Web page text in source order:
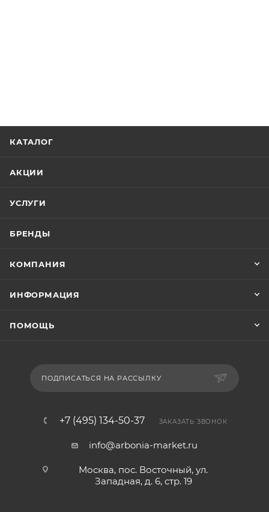
КАТАЛОГ
АКЦИИ
УСЛУГИ
БРЕНДЫ
КОМПАНИЯ
ИНФОРМАЦИЯ
ПОМОЩЬ
ПОДПИСАТЬСЯ НА РАССЫЛКУ
+7 (495) 134-50-37 ЗАКАЗАТЬ ЗВОНОК
info@arbonia-market.ru
Москва, пос. Восточный, ул.
Западная, д. 6, стр. 19